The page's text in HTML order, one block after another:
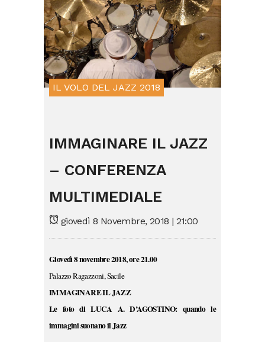
IL VOLO DEL JAZZ 2018
IMMAGINARE IL JAZZ
– CONFERENZA
MULTIMEDIALE
giovedì 8 Novembre, 2018 | 21:00
Giovedì 8 novembre 2018, ore 21.00
Palazzo Ragazzoni, Sacile
IMMAGINARE IL JAZZ
Le foto di LUCA A. D’AGOSTINO: quando le
immagini suonano il Jazz